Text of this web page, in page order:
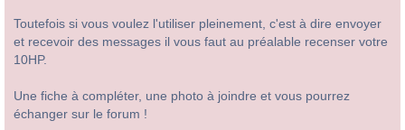
Toutefois si vous voulez l'utiliser pleinement, c'est à dire envoyer
et recevoir des messages il vous faut au préalable recenser votre
10HP.
Une fiche à compléter, une photo à joindre et vous pourrez
échanger sur le forum !